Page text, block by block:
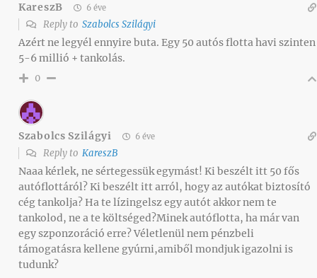
KareszB 6 éve
Reply to Szabolcs Szilágyi
Azért ne legyél ennyire buta. Egy 50 autós flotta havi szinten
5-6 millió + tankolás.
0
Szabolcs Szilágyi 6 éve
Reply to KareszB
Naaa kérlek, ne sértegessük egymást! Ki beszélt itt 50 fős
autóflottáról? Ki beszélt itt arról, hogy az autókat biztosító
cég tankolja? Ha te lízingelsz egy autót akkor nem te
tankolod, ne a te költséged?Minek autóflotta, ha már van
egy szponzoráció erre? Véletlenül nem pénzbeli
támogatásra kellene gyúrni,amiből mondjuk igazolni is
tudunk?